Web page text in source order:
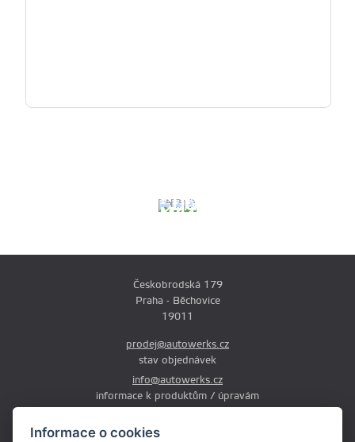
Informace o cookies
SYSTÉMY
MILLTEK
DOWNPIPE
A
Českobrodská 179
Praha - Běchovice
19011
prodej@autowerks.cz
stav objednávek
info@autowerks.cz
informace k produktům / úpravám